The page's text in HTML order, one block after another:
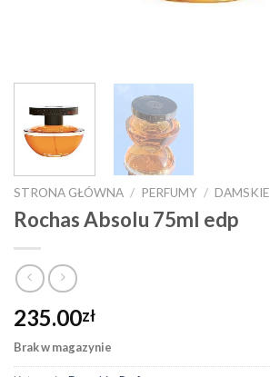
STRONA GŁÓWNA / PERFUMY / DAMSKIE
Rochas Absolu 75ml edp
235.00zł
Brak w magazynie